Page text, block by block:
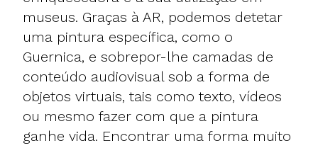
museus. Graças à AR, podemos detetar
uma pintura específica, como o
Guernica, e sobrepor-lhe camadas de
conteúdo audiovisual sob a forma de
objetos virtuais, tais como texto, vídeos
ou mesmo fazer com que a pintura
ganhe vida. Encontrar uma forma muito